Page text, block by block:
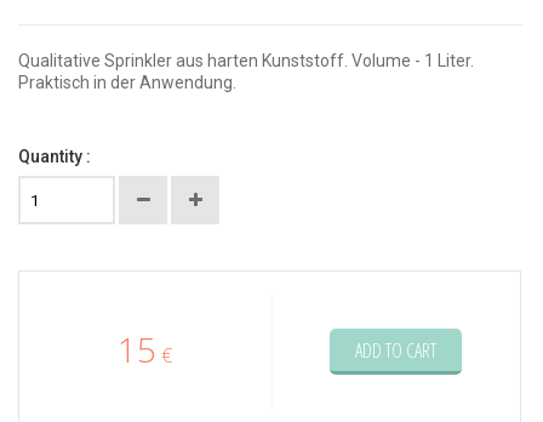
Qualitative Sprinkler aus harten Kunststoff. Volume - 1 Liter.
Praktisch in der Anwendung.
Quantity :
15 € ADD TO CART